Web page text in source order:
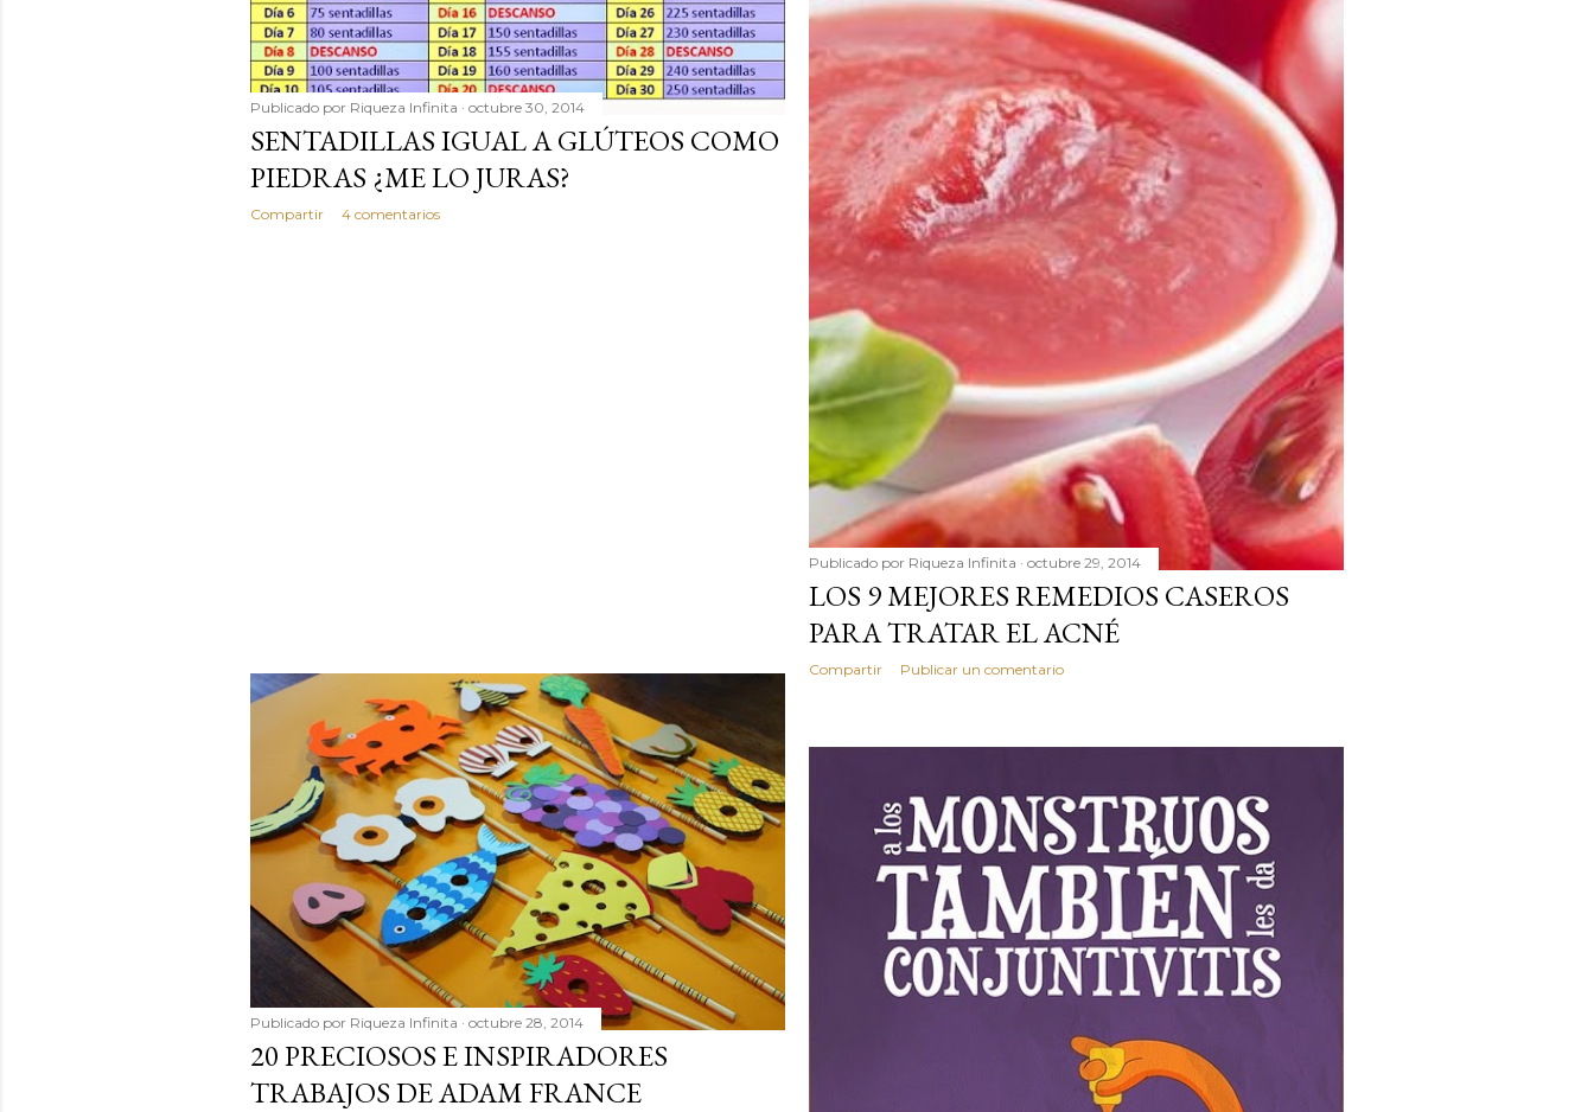
Publicado por Riqueza Infinita octubre 30, 2014
SENTADILLAS IGUAL A GLÚTEOS COMO
PIEDRAS ¿ME LO JURAS?
Compartir 4 comentarios
Publicado por Riqueza Infinita octubre 29, 2014
LOS 9 MEJORES REMEDIOS CASEROS
PARA TRATAR EL ACNÉ
Compartir Publicar un comentario
Publicado por Riqueza Infinita octubre 28, 2014
20 PRECIOSOS E INSPIRADORES
TRABAJOS DE ADAM FRANCE